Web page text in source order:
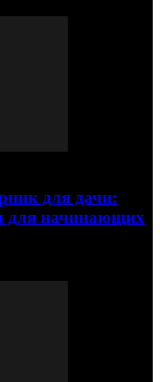
для дачи:
для начинающих